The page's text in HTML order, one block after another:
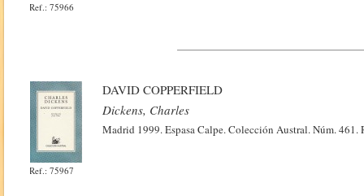
Ref.: 75966
Ref.: 75967
DAVID COPPERFIELD
Dickens, Charles
Madrid 1999. Espasa Calpe. Colección Austral. Núm.